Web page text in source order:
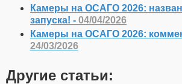
Камеры на ОСАГО 2026:
запуска! - 04/04/2026
Камеры на ОСАГО 2026:
24/03/2026
Другие статьи: